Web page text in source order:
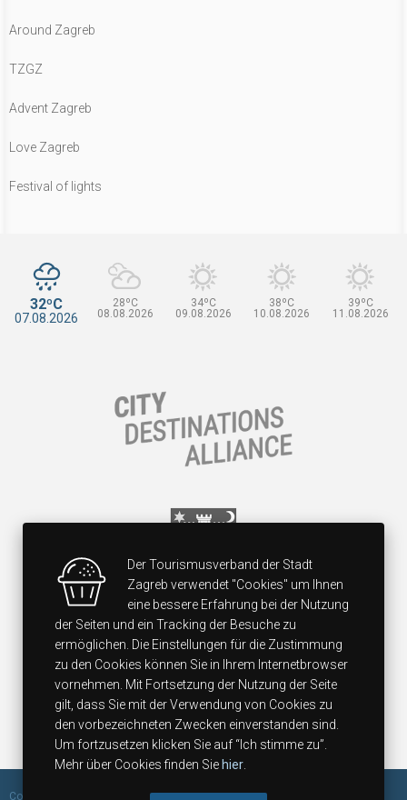
Around Zagreb
TZGZ
Advent Zagreb
Love Zagreb
Festival of lights
32ºC
07.08.2026
28ºC
08.08.2026
34ºC
09.08.2026
38ºC
10.08.2026
39ºC
11.08.2026
Der Tourismusverband der Stadt
Zagreb verwendet "Cookies" um Ihnen
eine bessere Erfahrung bei der Nutzung
der Seiten und ein Tracking der Besuche zu
ermöglichen. Die Einstellungen für die Zustimmung
zu den Cookies können Sie in Ihrem Internetbrowser
vornehmen. Mit Fortsetzung der Nutzung der Seite
gilt, dass Sie mit der Verwendung von Cookies zu
den vorbezeichneten Zwecken einverstanden sind.
Um fortzusetzen klicken Sie auf “Ich stimme zu”.
Mehr über Cookies finden Sie hier